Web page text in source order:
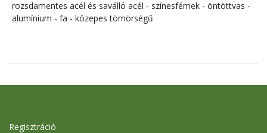
rozsdamentes acél és saválló acél - színesfémek - öntöttvas -
alumínium - fa - közepes tömörségű
Regisztráció